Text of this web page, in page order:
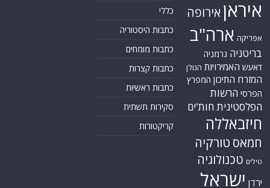
איראן אירופה
אפריקה ארה"ב
בריטניה גרמניה
דאעש האמירויות הגולן
המזרח התיכון המפרץ
הפרסי הרשות
הפלסטינית חות'ים
חיזבאללה
חמאס טורקיה
טילים טכנולוגיה
ירדן ישראל
כללי
כתבות היסטוריה
כתבות מומחים
כתבות קצרות
כתבות ראשיות
סקירות תשתית
קריקטורות